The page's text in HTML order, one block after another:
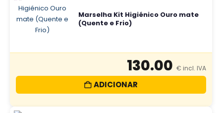
Marselha Kit Higiénico Ouro mate
(Quente e Frio)
130.00
ADICIONAR